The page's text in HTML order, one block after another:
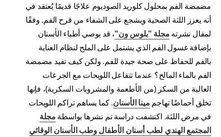
مضمضة الفم بمحلول كلوريد الصوديوم علاجًا قديمًا يُعتقد في
أنه يعزز اللثة الصحية ويشجع على الشفاء من قرح الفم. وفقًا
لمقال نشرته مجلة "بلوس ون"، قد يوصي أطباء الأسنان
بإضافة غسول الفم الذي يشتمل على الملح لنظام العناية
بالفم للحفاظ على صحة جيدة للفم. ولكن كيف تفيد مضمضة
الفم بالماء المالح؟ عندما تتفاعل اللويحات مع الجرعات
العالية من السكر (من الأطعمة والمشروبات السكرية)، فإنها
تخلق أحماضًا تهاجم مينا الأسنان. كما يساهم تراكم اللويحات
في مرض اللثة. اكتشفت دراسة تم نشرها بواسطة مجلة
المجتمع الهندي لطب أسنان الأطفال وطب الأسنان الوقائي